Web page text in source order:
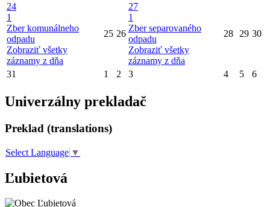
24
1
Zber komunálneho
odpadu
Zobraziť všetky
záznamy z dňa
25 26
27
1
Zber separovaného
odpadu
Zobraziť všetky
záznamy z dňa
28 29 30
31 1 2 3 4 5 6
Univerzálny prekladač
Preklad (translations)
Select Language ▼
Ľubietová